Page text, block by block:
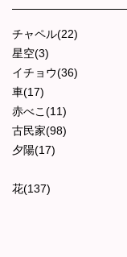
チャペル(22)
星空(3)
イチョウ(36)
車(17)
赤べこ(11)
古民家(98)
夕陽(17)
花(137)